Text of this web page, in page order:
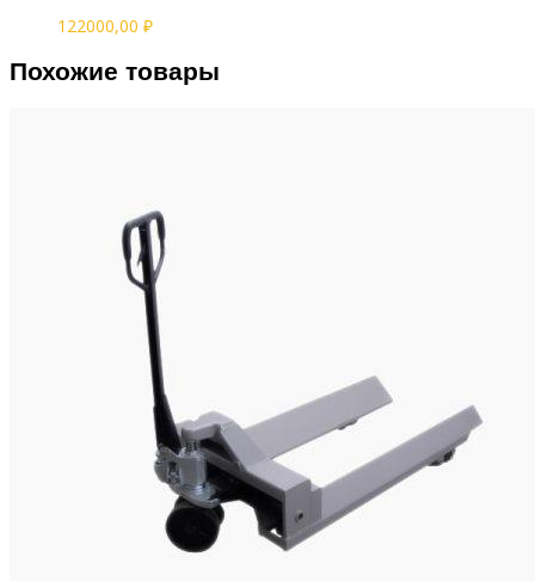
122000,00 ₽
Похожие товары